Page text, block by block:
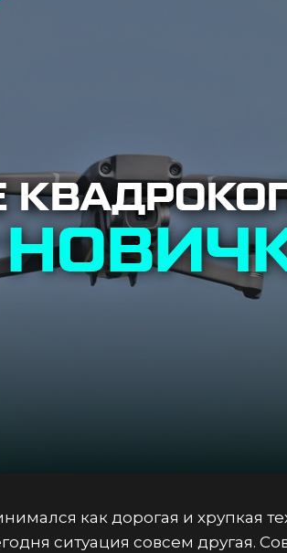
как дорогая и хрупкая
ситуация совсем другая.